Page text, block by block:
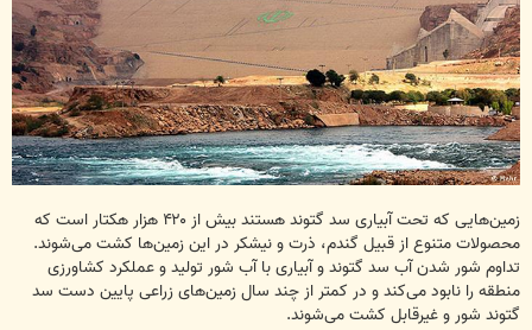
زمین‌هایی که تحت آبیاری سد گتوند هستند بیش از ۴۲۰ هزار هکتار است که
محصولات متنوع از قبیل گندم، ذرت و نیشکر در این زمین‌ها کشت می‌شوند.
تداوم شور شدن آب سد گتوند و آبیاری با آب شور تولید و عملکرد کشاورزی
منطقه را نابود می‌کند و در کمتر از چند سال زمین‌های زراعی پایین دست سد
گتوند شور و غیرقابل کشت می‌شوند.